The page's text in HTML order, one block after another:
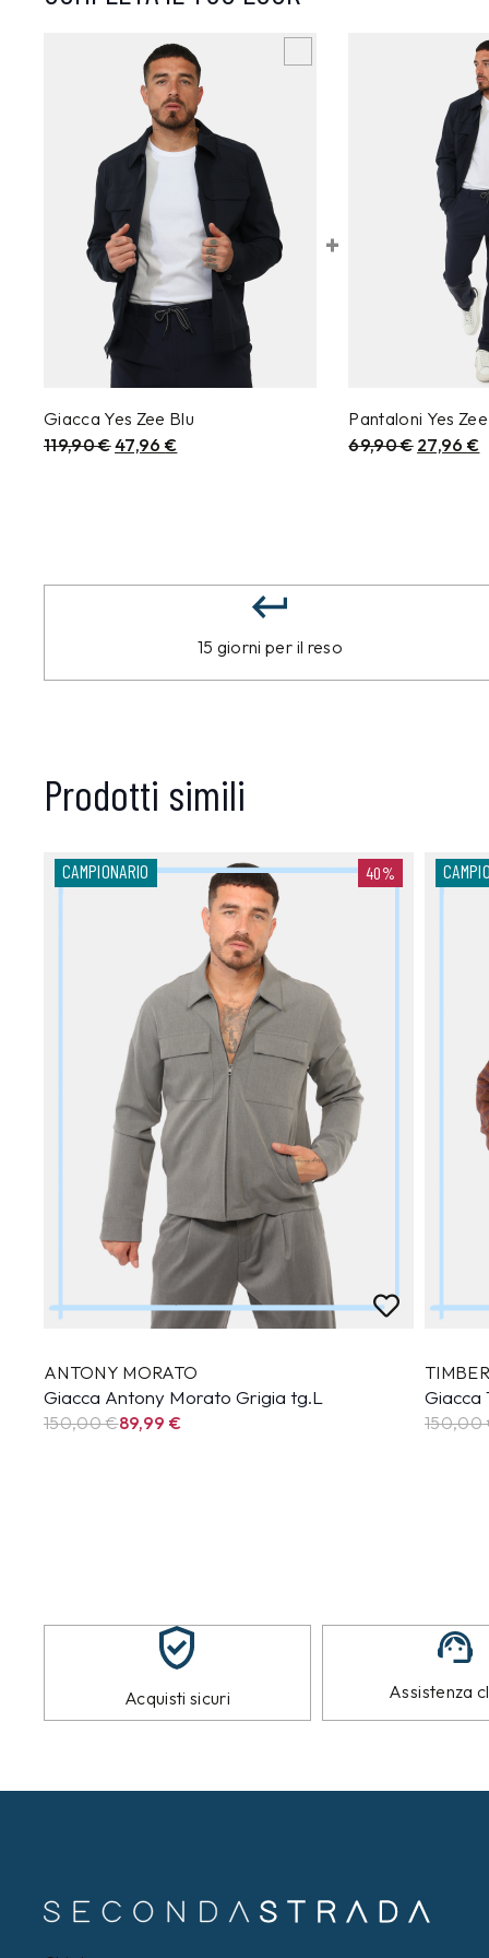
Giacca Yes Zee Blu
119,90€47,96€
+
Pantaloni Yes
69,90€ 27,96€
15 giorni per il reso
Prodotti simili
CAMPIONARIO 40%
ANTONY MORATO
Giacca Antony Morato Grigia tg.L
150,00 €89,99 €
Giacca
150,00
Acquisti sicuri Assistenza